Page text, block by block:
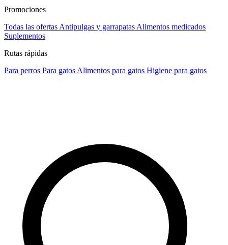
Promociones
Todas las ofertas Antipulgas y garrapatas Alimentos medicados
Suplementos
Rutas rápidas
Para perros Para gatos Alimentos para gatos Higiene para gatos